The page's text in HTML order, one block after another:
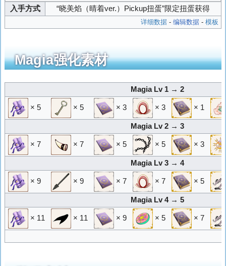
入手方式 “晓美焰（晴着ver.）Pickup扭蛋”限定扭蛋获得
详细数据- 编辑数据- 模板
Magia强化素材
Magia Lv 1 → 2
× 5 × 5 × 3 × 3 × 1
Magia Lv 2 → 3
× 7 × 7 × 5 × 5 × 3
Magia Lv 3 → 4
× 9 × 9 × 7 × 7 × 5
Magia Lv 4 → 5
× 11 × 11 × 9 × 5 × 7